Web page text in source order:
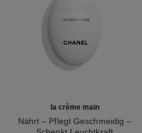
la crème main
Nährt – Pflegt Geschmeidig –